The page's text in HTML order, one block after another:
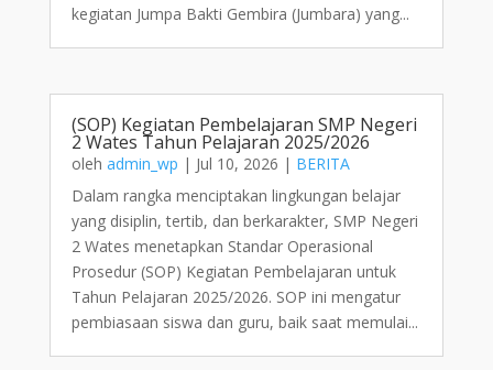
kegiatan Jumpa Bakti Gembira (Jumbara) yang...
(SOP) Kegiatan Pembelajaran SMP Negeri
2 Wates Tahun Pelajaran 2025/2026
oleh admin_wp | Jul 10, 2026 | BERITA
Dalam rangka menciptakan lingkungan belajar
yang disiplin, tertib, dan berkarakter, SMP Negeri
2 Wates menetapkan Standar Operasional
Prosedur (SOP) Kegiatan Pembelajaran untuk
Tahun Pelajaran 2025/2026. SOP ini mengatur
pembiasaan siswa dan guru, baik saat memulai...